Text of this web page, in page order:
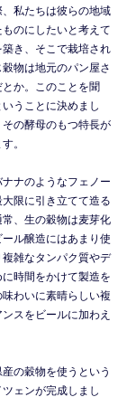
私たちは彼らの地域
のにしたいと考えて
き、そこで栽培され
物は地元のパン屋さ
か。このことを聞
うことに決めまし
の酵母のもつ特長が
。
ナのようなフェノー
限に引き立てて造る
、生の穀物は麦芽化
ル醸造にはあまり使
雑なタンパク質やデ
時間をかけて製造を
わいに素晴らしい複
スをビールに加わえ
の穀物を使うという
ェンが完成しまし